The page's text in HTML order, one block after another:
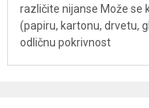
različite nijanse Može se
(papiru, kartonu, drvetu,
odličnu pokrivnost